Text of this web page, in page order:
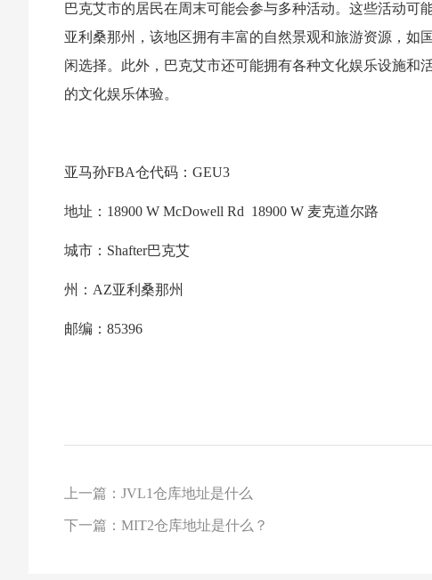
巴克艾市的居民在周末可能会参与多种活动。这些活动
亚利桑那州，该地区拥有丰富的自然景观和旅游资源，如
闲选择。此外，巴克艾市还可能拥有各种文化娱乐设施和
的文化娱乐体验。
亚马孙FBA仓代码：GEU3
地址：18900 W McDowell Rd 18900 W 麦克道尔路
城市：Shafter巴克艾
州：AZ亚利桑那州
邮编：85396
上一篇：JVL1仓库地址是什么
下一篇：MIT2仓库地址是什么？